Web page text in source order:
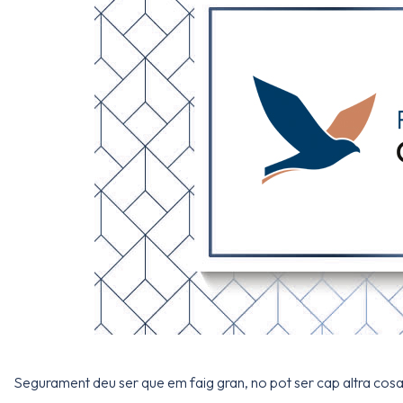
Segurament deu ser que em faig gran, no pot ser cap altra